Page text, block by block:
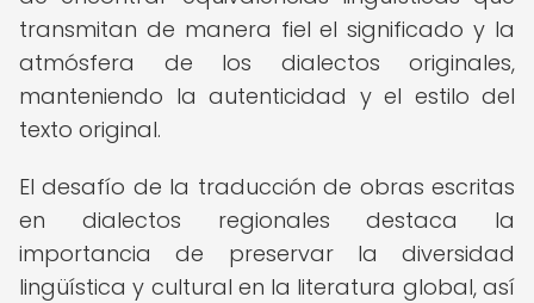
transmitan de manera fiel el significado y la
atmósfera de los dialectos originales,
manteniendo la autenticidad y el estilo del
texto original.
El desafío de la traducción de obras escritas
en dialectos regionales destaca la
importancia de preservar la diversidad
lingüística y cultural en la literatura global, así